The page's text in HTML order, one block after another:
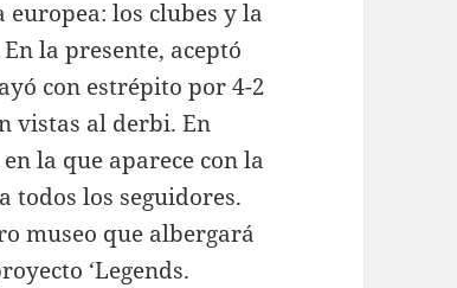
los clubes y la
la presente, aceptó
con estrépito por 4-2
vistas al derbi. En
la que aparece con la
todos los seguidores.
museo que albergará
‘Legends.